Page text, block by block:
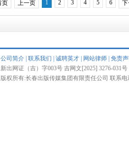
页 上一页 1 2 3 4 5 6
公司简介 联系我们 诚聘英才 网站律师 免责
新出网证（吉）字003号 吉网文[2025] 3276-031
版权所有:长春出版传媒集团有限责任公司 联系电